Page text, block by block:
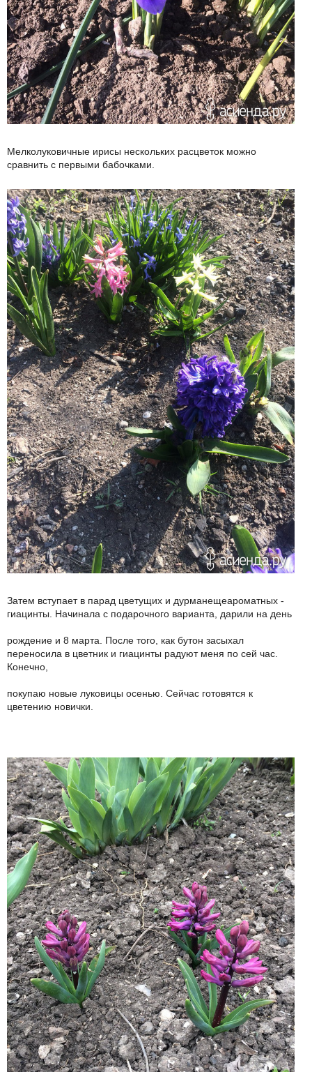
Мелколуковичные ирисы нескольких расцветок можно
сравнить с первыми бабочками.
Затем вступает в парад цветущих и дурманещеароматных -
гиацинты. Начинала с подарочного варианта, дарили на день
рождение и 8 марта. После того, как бутон засыхал
переносила в цветник и гиацинты радуют меня по сей час.
Конечно,
покупаю новые луковицы осенью. Сейчас готовятся к
цветению новички.